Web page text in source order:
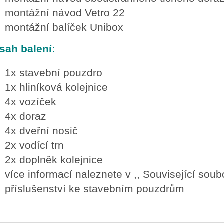
montážní návod Vetro 22
montážní balíček Unibox
balení:
1x stavební pouzdro
1x hliníková kolejnice
4x vozíček
4x doraz
4x dveřní nosič
2x vodící trn
2x doplněk kolejnice
více informací naleznete v ,, Související
příslušenství ke stavebním pouzdrům